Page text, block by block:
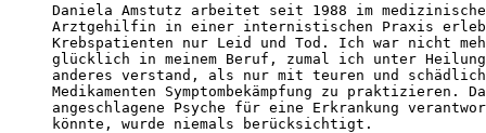
Daniela Amstutz arbeitet seit 1988 im
Arztgehilfin in einer internistischen Praxis
Krebspatienten nur Leid und Tod. Ich war nicht
glücklich in meinem Beruf, zumal ich unter
anderes verstand, als nur mit teuren und
Medikamenten Symptombekämpfung zu praktizieren.
angeschlagene Psyche für eine Erkrankung
könnte, wurde niemals berücksichtigt.